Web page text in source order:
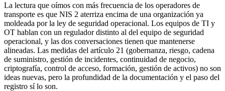
La lectura que oímos con más frecuencia de los operadores de
transporte es que NIS 2 aterriza encima de una organización ya
moldeada por la ley de seguridad operacional. Los equipos de TI y
OT hablan con un regulador distinto al del equipo de seguridad
operacional, y las dos conversaciones tienen que mantenerse
alineadas. Las medidas del artículo 21 (gobernanza, riesgo, cadena
de suministro, gestión de incidentes, continuidad de negocio,
criptografía, control de acceso, formación, gestión de activos) no son
ideas nuevas, pero la profundidad de la documentación y el paso del
registro sí lo son.